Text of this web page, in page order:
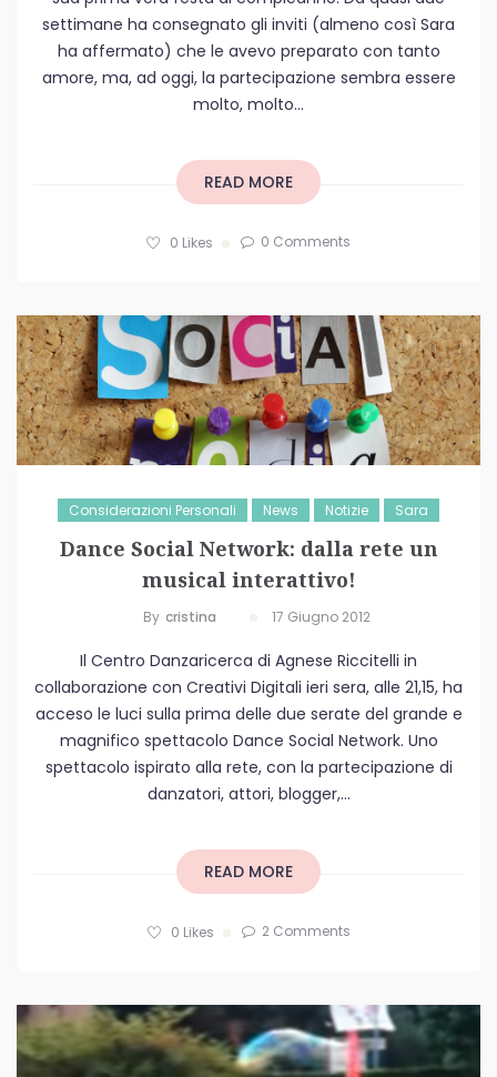
settimane ha consegnato gli inviti (almeno così Sara
ha affermato) che le avevo preparato con tanto
amore, ma, ad oggi, la partecipazione sembra essere
molto, molto...
READ MORE
0 Likes 0 Comments
Considerazioni Personali News Notizie Sara
Dance Social Network: dalla rete un
musical interattivo!
By Cristina 17 Giugno 2012
Il Centro Danzaricerca di Agnese Riccitelli in
collaborazione con Creativi Digitali ieri sera, alle 21,15, ha
acceso le luci sulla prima delle due serate del grande e
magnifico spettacolo Dance Social Network. Uno
spettacolo ispirato alla rete, con la partecipazione di
danzatori, attori, blogger,...
READ MORE
0 Likes 2 Comments